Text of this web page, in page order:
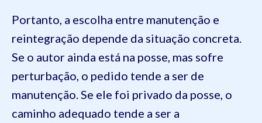
Portanto, a escolha entre manutenção e
reintegração depende da situação concreta.
Se o autor ainda está na posse, mas sofre
perturbação, o pedido tende a ser de
manutenção. Se ele foi privado da posse, o
caminho adequado tende a ser a